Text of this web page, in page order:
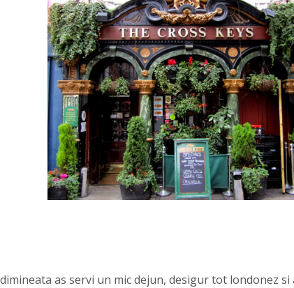
as servi un mic dejun, desigur tot londonez si